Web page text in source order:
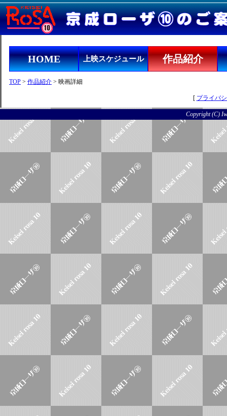
HOME 上映スケジュール 作品紹介
TOP > 作品紹介 > 映画詳細
[ プライバ
Copyright (C)